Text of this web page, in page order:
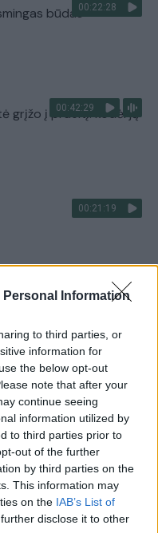
Personal Information
to third parties, or
information for
the below opt-out
note that after your
continue seeing
information utilized by
to third parties prior to
out of the further
by third parties on the
This information may
on the IAB’s List of
disclose it to other
00:22:28
būdas
00:42:29
grįžo į praeitį: kodėl jų
00:21:19
00:00:30
r.: dviejų moterų ir
00:00:57
temperatūra kils iki